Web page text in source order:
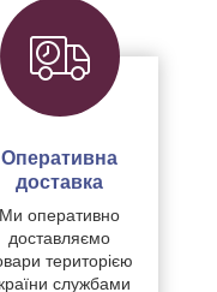
Оперативна
доставка
Ми оперативно
доставляємо
територією
службами